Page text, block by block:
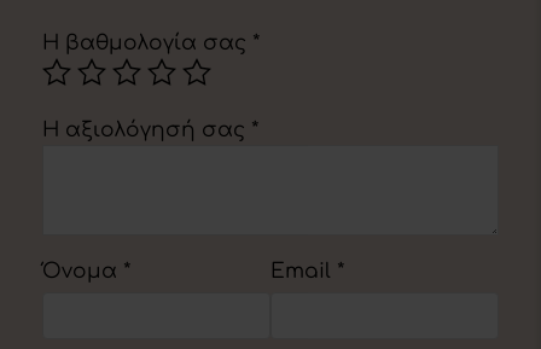
Η βαθμολογία σας *
Η αξιολόγησή σας *
Όνομα * Email *